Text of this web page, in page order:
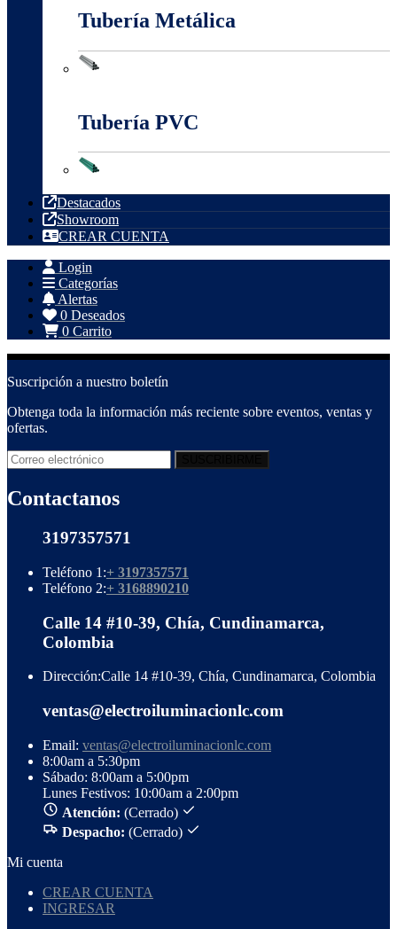
Tubería Metálica
Tubería PVC
Destacados
Showroom
CREAR CUENTA
Login
Categorías
Alertas
0 Deseados
0 Carrito
Suscripción a nuestro boletín
Obtenga toda la información más reciente sobre eventos, ventas y
ofertas.
Contactanos
3197357571
Teléfono 1:+ 3197357571
Teléfono 2:+ 3168890210
Calle 14 #10-39, Chía, Cundinamarca,
Colombia
Dirección:Calle 14 #10-39, Chía, Cundinamarca, Colombia
ventas@electroiluminacionlc.com
Email: ventas@electroiluminacionlc.com
8:00am a 5:30pm
Sábado: 8:00am a 5:00pm
Lunes Festivos: 10:00am a 2:00pm
Atención: (Cerrado)
Despacho: (Cerrado)
Mi cuenta
CREAR CUENTA
INGRESAR